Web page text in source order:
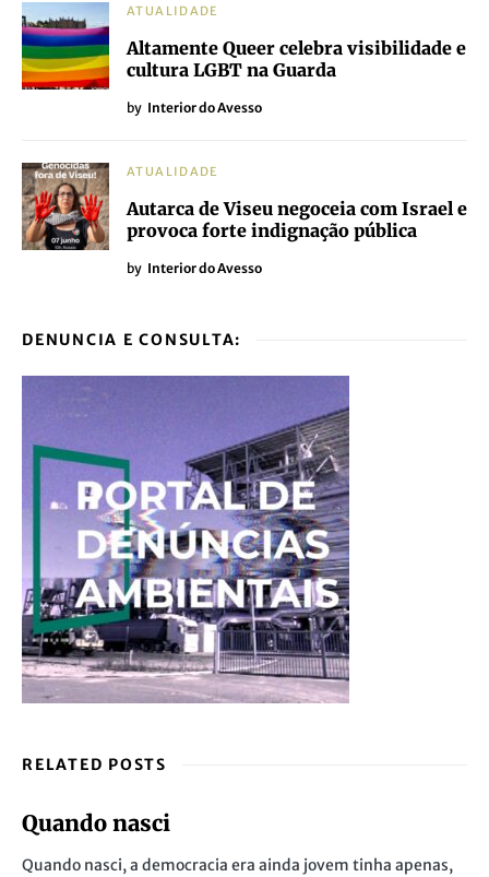
ATUALIDADE
Altamente Queer celebra visibilidade e
cultura LGBT na Guarda
by Interior do Avesso
ATUALIDADE
Autarca de Viseu negoceia com Israel e
provoca forte indignação pública
by Interior do Avesso
DENUNCIA E CONSULTA:
RELATED POSTS
Quando nasci
Quando nasci, a democracia era ainda jovem tinha apenas,